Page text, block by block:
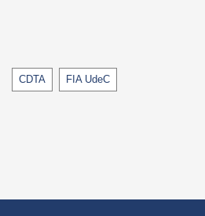
Tags
CDTA FIA UdeC